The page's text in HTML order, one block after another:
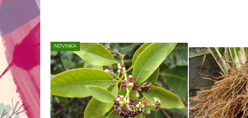
NOVINKA